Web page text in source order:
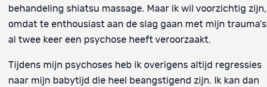
behandeling shiatsu massage. Maar ik wil voorzichtig zijn,
omdat te enthousiast aan de slag gaan met mijn trauma’s
al twee keer een psychose heeft veroorzaakt.
Tijdens mijn psychoses heb ik overigens altijd regressies
naar mijn babytijd die heel beangstigend zijn. Ik kan dan